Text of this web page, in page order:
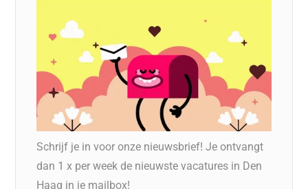
Schrijf je in voor onze nieuwsbrief! Je ontvangt
dan 1 x per week de nieuwste vacatures in Den
Haag in je mailbox!